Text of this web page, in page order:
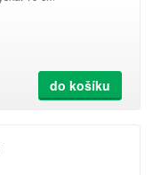
do košíku